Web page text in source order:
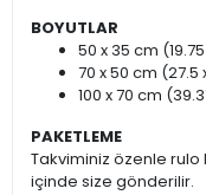
BOYUTLAR
50 x 35 cm
70 x 50 cm (27.5
100 x 70 cm
PAKETLEME
Takviminiz özenle
içinde size gönderilir.